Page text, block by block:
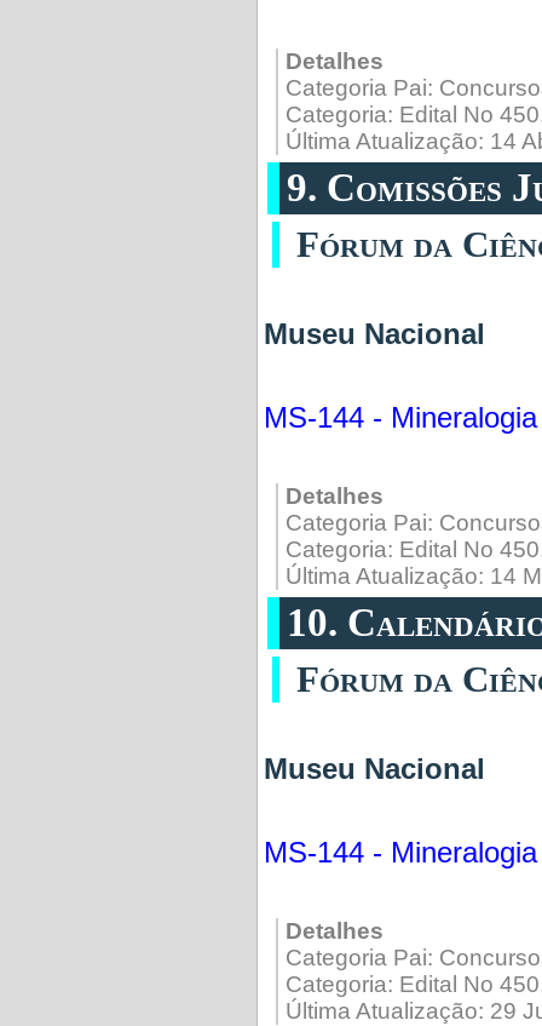
Detalhes
Categoria Pai:
Categoria: Edital No
Última Atualização: 14
9. Comissões
Fórum da
Museu Nacional
MS-144 - Mineralogia
Detalhes
Categoria Pai:
Categoria: Edital No
Última Atualização: 14
10.
Fórum da
Museu Nacional
MS-144 - Mineralogia
Detalhes
Categoria Pai:
Categoria: Edital No
Última Atualização: 29